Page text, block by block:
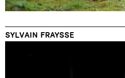
SYLVAIN FRAYSSE